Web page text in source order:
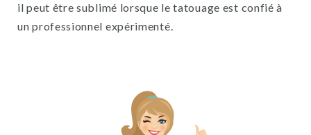
il peut être sublimé lorsque le tatouage est confié à
un professionnel expérimenté.